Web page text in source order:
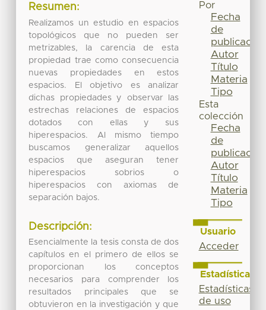
Resumen:
Realizamos un estudio en espacios
topológicos que no pueden ser
metrizables, la carencia de esta
propiedad trae como consecuencia
nuevas propiedades en estos
espacios. El objetivo es analizar
dichas propiedades y observar las
estrechas relaciones de espacios
dotados con ellas y sus
hiperespacios. Al mismo tiempo
buscamos generalizar aquellos
espacios que aseguran tener
hiperespacios sobrios o
hiperespacios con axiomas de
separación bajos.
Descripción:
Esencialmente la tesis consta de dos
capítulos en el primero de ellos se
proporcionan los conceptos
necesarios para comprender los
resultados principales que se
obtuvieron en la investigación y que
Por
Fecha
de
publicación
Autor
Título
Materia
Tipo
Esta
colección
Fecha
de
publicación
Autor
Título
Materia
Tipo
Usuario
Acceder
Estadísticas
Estadísticas
de uso